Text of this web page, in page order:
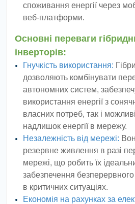
споживання енергії через
веб-платформи.
Основні переваги
інверторів:
Гнучкість використання:
дозволяють комбінувати
автономних систем,
використання енергії з
власних потреб, так і
надлишок енергії в мережу.
Незалежність від мережі:
резервне живлення в разі
мережі, що робить їх
забезпечення
в критичних ситуаціях.
Економія на рахунках за